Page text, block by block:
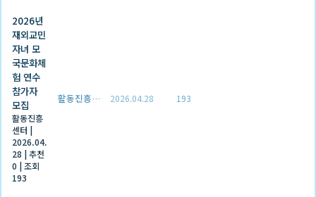
2026년
재외교민
자녀 모
국문화체
험 연수
참가자
모집
활동진흥
센터 |
2026.04.
28 |추천
0 |조회
193
활동진흥센터 2026.04.28 193